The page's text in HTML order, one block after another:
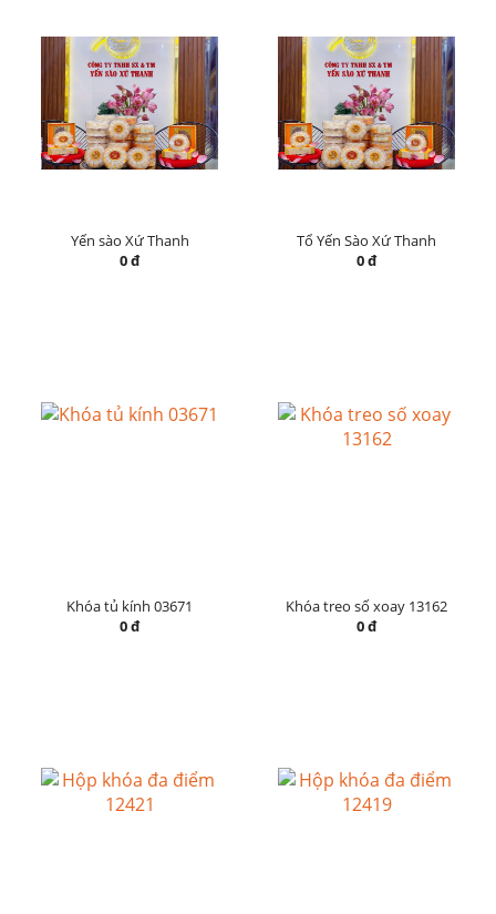
Yến sào Xứ Thanh
0 đ
Tổ Yến Sào Xứ Thanh
0 đ
Khóa tủ kính 03671
0 đ
Khóa treo số xoay 13162
0 đ